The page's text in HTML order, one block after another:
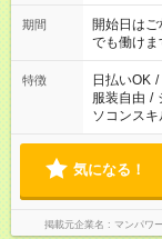
場合、他
ん ※法令に
となります
短時間・
期間
開始日は
でも働けま
特徴 日払いOK /
服装自由 /
ソコンス
気になる！
掲載元企業名 マンパワ